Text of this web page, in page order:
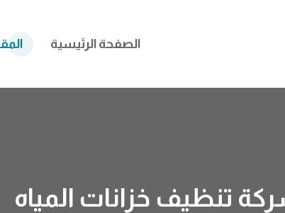
الصفحة الرئيسية
تنظيف خزانات المياه